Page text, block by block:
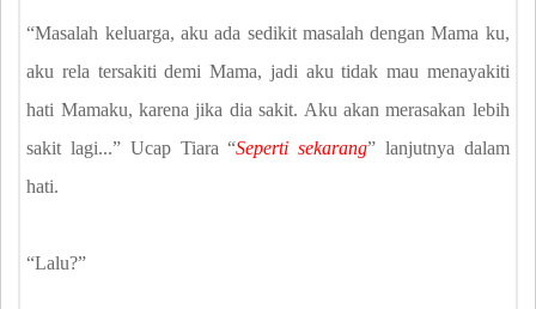
“Masalah keluarga, aku ada sedikit masalah dengan Mama ku,
aku rela tersakiti demi Mama, jadi aku tidak mau menayakiti
hati Mamaku, karena jika dia sakit. Aku akan merasakan lebih
sakit lagi...” Ucap Tiara “Seperti sekarang” lanjutnya dalam
hati.
“Lalu?”